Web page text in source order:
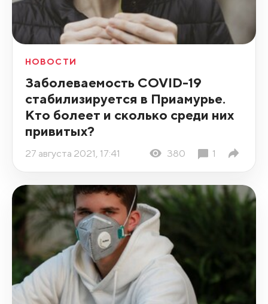
НОВОСТИ
Заболеваемость COVID-19
стабилизируется в Приамурье.
Кто болеет и сколько среди них
привитых?
27 августа 2021, 17:41 380 1